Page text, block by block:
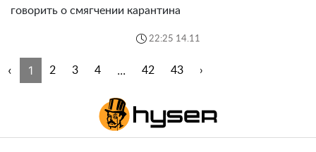
говорить о смягчении карантина
22:25 14.11
‹ 1 2 3 4 ... 42 43 ›